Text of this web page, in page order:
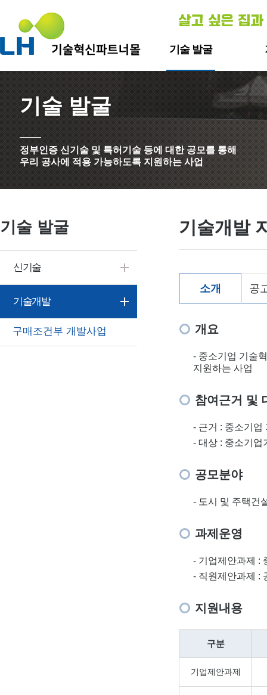
기술 발굴
자
자재
스
층
층간
기술 발굴
정부인증 신기술 및 특허기술 등에 대한 공모를 통해
우리 공사에 적용 가능하도록 지원하는 사업
기술 발굴
신기술
기술개발
구매조건부 개발사업
기술개발
소개 공
개요
- 중소기업 기술
지원하는 사업
참여근거 및
- 근거 : 중소기업
- 대상 : 중소기업
공모분야
- 도시 및 주택건
과제운영
- 기업제안과제 :
- 직원제안과제 :
지원내용
구분
기업제안과제